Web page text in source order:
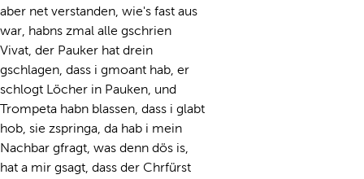
aber net verstanden, wie's fast aus
war, habns zmal alle gschrien
Vivat, der Pauker hat drein
gschlagen, dass i gmoant hab, er
schlogt Löcher in Pauken, und
Trompeta habn blassen, dass i glabt
hob, sie zspringa, da hab i mein
Nachbar gfragt, was denn dös is,
hat a mir gsagt, dass der Chrfürst